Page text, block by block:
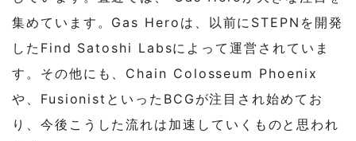
集めています。Gas Heroは、以前にSTEPNを開発
したFind Satoshi Labsによって運営されていま
す。その他にも、Chain Colosseum Phoenix
や、FusionistといったBCGが注目され始めてお
り、今後こうした流れは加速していくものと思われ